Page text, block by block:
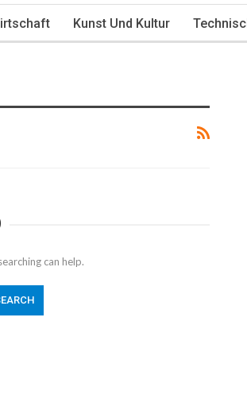
Kunst Und Kultur
can help.